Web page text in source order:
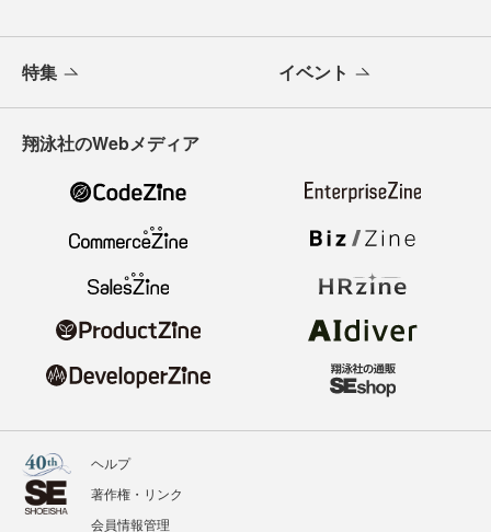
特集 イベント
翔泳社のWebメディア
ヘルプ
著作権・リンク
会員情報管理